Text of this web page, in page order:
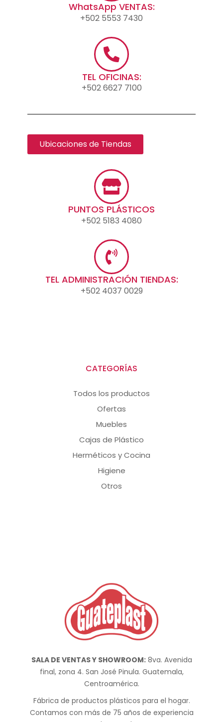
WhatsApp VENTAS:
+502 5553 7430
TEL OFICINAS:
+502 6627 7100
Ubicaciones de Tiendas
PUNTOS PLÁSTICOS
+502 5183 4080
TEL ADMINISTRACIÓN TIENDAS:
+502 4037 0029
CATEGORÍAS
Todos los productos
Ofertas
Muebles
Cajas de Plástico
Herméticos y Cocina
Higiene
Otros
SALA DE VENTAS Y SHOWROOM:8va. Avenida
final, zona 4. San José Pinula. Guatemala,
Centroamérica.
Fábrica de productos plásticos para el hogar.
Contamos con más de 75 años de experiencia